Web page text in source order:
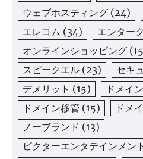
ウェブホスティング (24)
エレコム (34) エンター
オンラインショッピング
スピークエル (23) セキ
デメリット (15) ドメイ
ドメイン移管 (15) ドメ
ノーブランド (13)
ビクターエンタテインメント